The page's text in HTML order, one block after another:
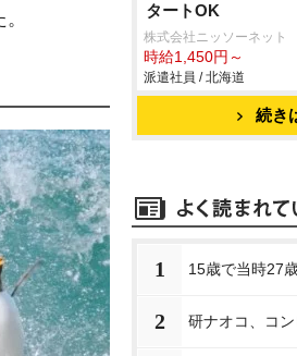
タートOK
株式会社ニッソーネット
時給1,450円～
派遣社員 / 北海道
続き
1 15歳で当時27
2 研ナオコ、コ